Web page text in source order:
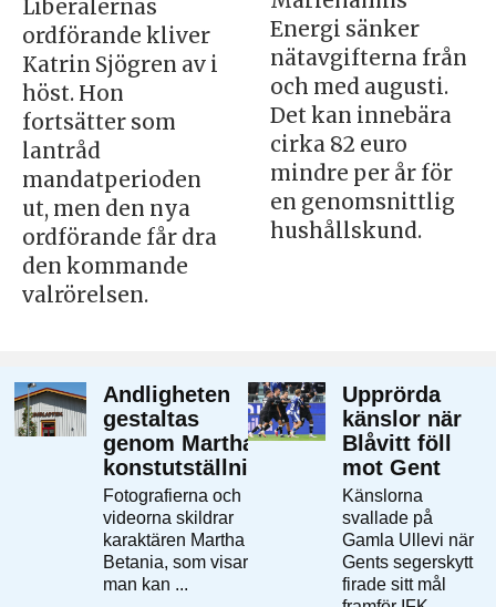
Liberalernas
ordförande kliver
Katrin Sjögren av i
höst. Hon
fortsätter som
lantråd
mandatperioden
ut, men den nya
ordförande får dra
den kommande
valrörelsen.
Energi sänker
nätavgifterna från
och med augusti.
Det kan innebära
cirka 82 euro
mindre per år för
en genomsnittlig
hushållskund.